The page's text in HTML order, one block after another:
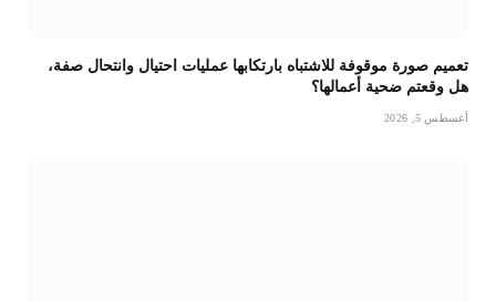
تعميم صورة موقوفة للاشتباه بارتكابها عمليات احتيال وانتحال صفة،
هل وقعتم ضحية أعمالها؟
أغسطس 5, 2026